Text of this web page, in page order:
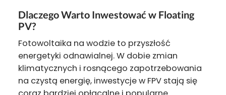
Dlaczego Warto Inwestować w Floating
PV?
Fotowoltaika na wodzie to przyszłość
energetyki odnawialnej. W dobie zmian
klimatycznych i rosnącego zapotrzebowania
na czystą energię, inwestycje w FPV stają się